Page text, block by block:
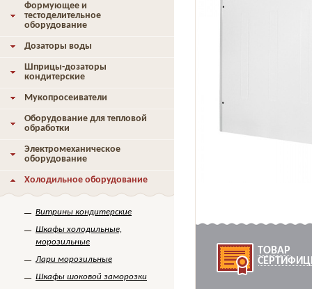
ТОВАР
Формующее и
тестоделительное
оборудование
Дозаторы воды
Шприцы-дозаторы
кондитерские
Мукопросеиватели
Оборудование для тепловой
обработки
Электромеханическое
оборудование
Холодильное оборудование
Витрины кондитерские
Шкафы холодильные,
морозильные
Лари морозильные
Шкафы шоковой заморозки